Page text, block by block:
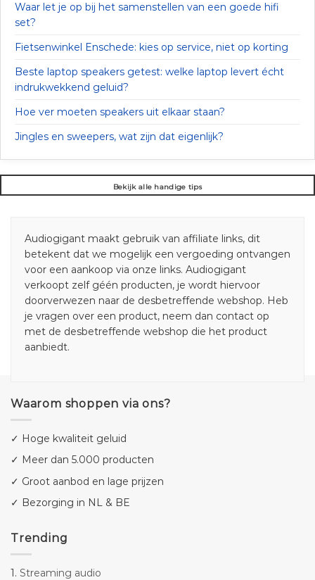
Waar let je op bij het samenstellen van een goede hifi
set?
Fietsenwinkel Enschede: kies op service, niet op korting
Beste laptop speakers getest: welke laptop levert écht
indrukwekkend geluid?
Hoe ver moeten speakers uit elkaar staan?
Jingles en sweepers, wat zijn dat eigenlijk?
Bekijk alle handige tips
Audiogigant maakt gebruik van affiliate links, dit
betekent dat we mogelijk een vergoeding ontvangen
voor een aankoop via onze links. Audiogigant
verkoopt zelf géén producten, je wordt hiervoor
doorverwezen naar de desbetreffende webshop. Heb
je vragen over een product, neem dan contact op
met de desbetreffende webshop die het product
aanbiedt.
Waarom shoppen via ons?
✓ Hoge kwaliteit geluid
✓ Meer dan 5.000 producten
✓ Groot aanbod en lage prijzen
✓ Bezorging in NL & BE
Trending
1. Streaming audio